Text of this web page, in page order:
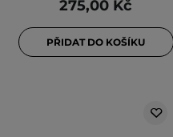
275,00 Kč
PŘIDAT DO KOŠÍKU